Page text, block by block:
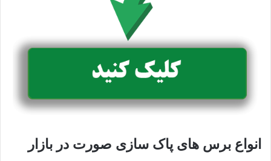
انواع برس های پاک سازی صورت در بازار